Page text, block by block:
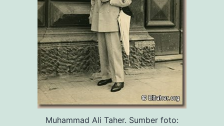
Muhammad Ali Taher. Sumber foto: